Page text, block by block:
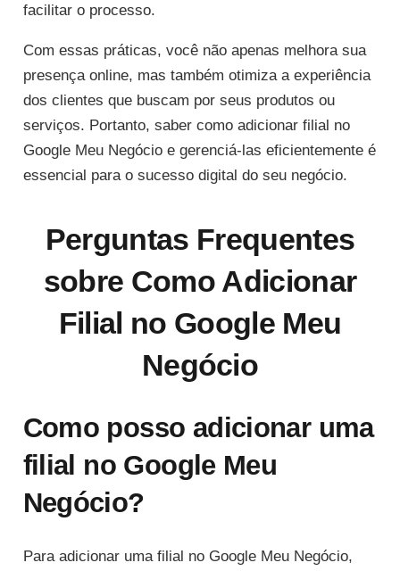
facilitar o processo.
Com essas práticas, você não apenas melhora sua
presença online, mas também otimiza a experiência
dos clientes que buscam por seus produtos ou
serviços. Portanto, saber como adicionar filial no
Google Meu Negócio e gerenciá-las eficientemente é
essencial para o sucesso digital do seu negócio.
Perguntas Frequentes
sobre Como Adicionar
Filial no Google Meu
Negócio
Como posso adicionar uma
filial no Google Meu
Negócio?
Para adicionar uma filial no Google Meu Negócio,